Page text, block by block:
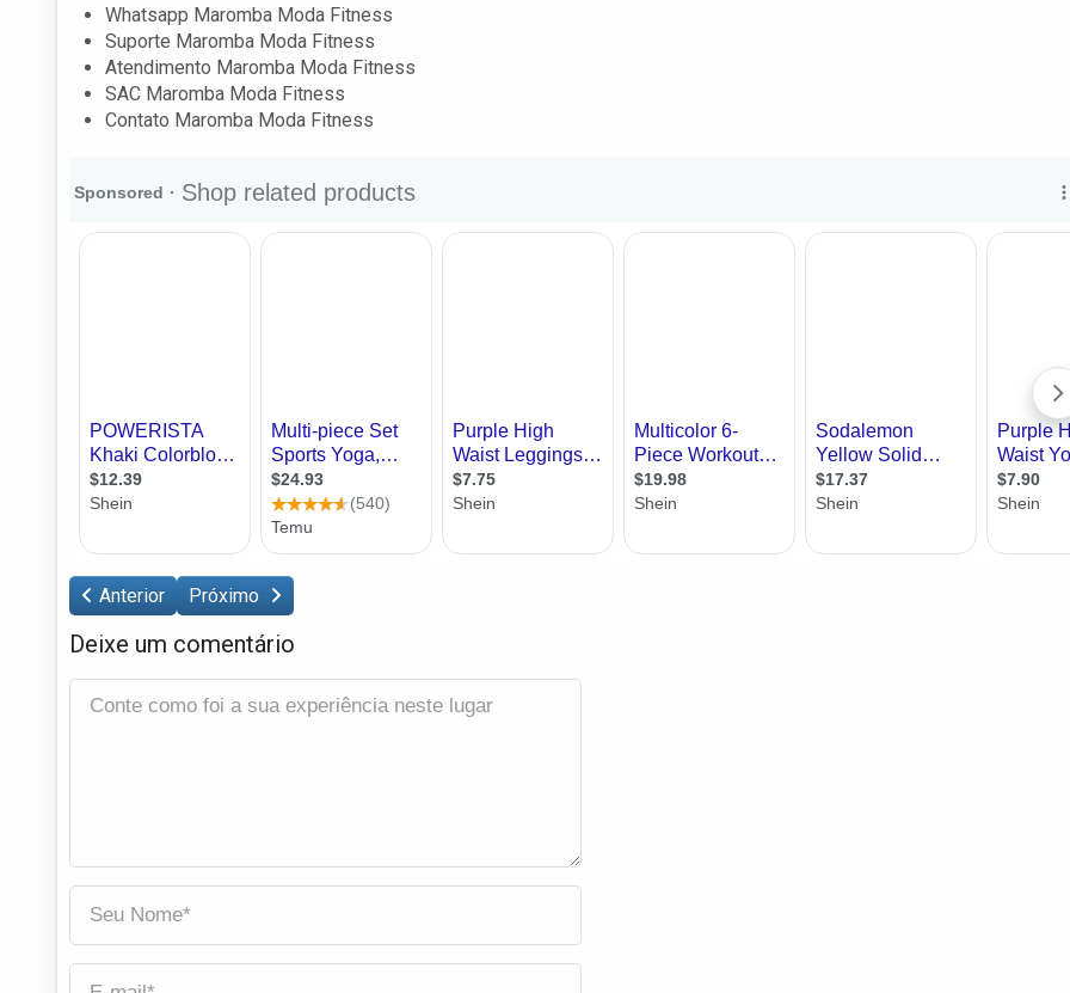
Whatsapp Maromba Moda Fitness
Suporte Maromba Moda Fitness
Atendimento Maromba Moda Fitness
SAC Maromba Moda Fitness
Contato Maromba Moda Fitness
Anterior Próximo
Deixe um comentário